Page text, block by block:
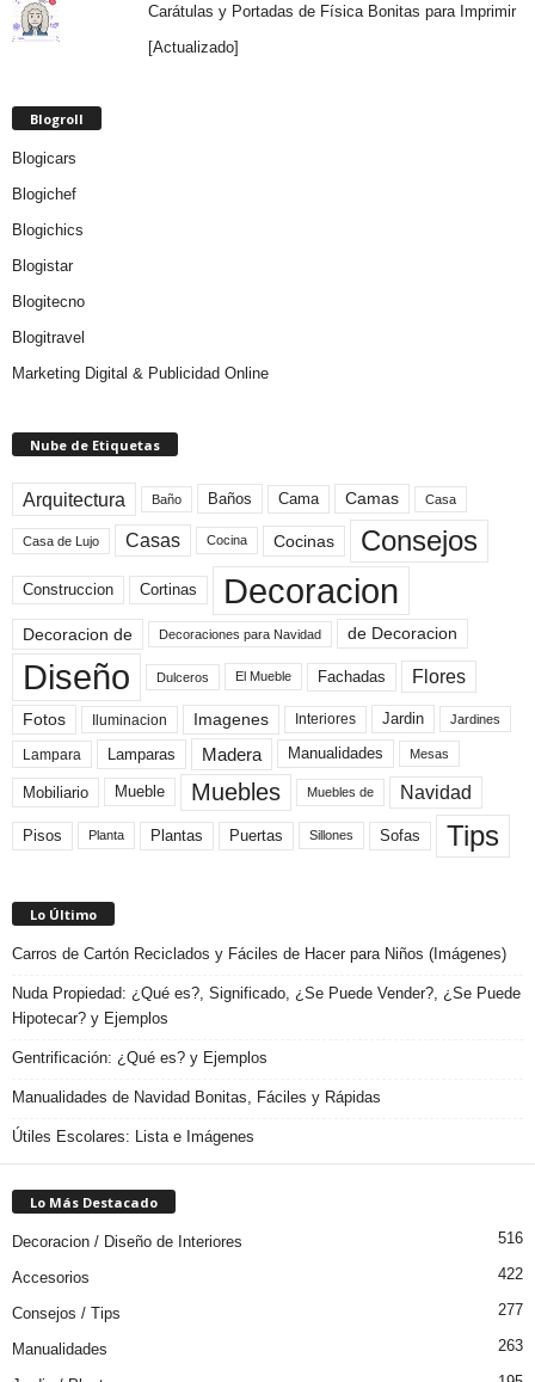
Carátulas y Portadas de Física Bonitas para Imprimir
[Actualizado]
Blogroll
Blogicars
Blogichef
Blogichics
Blogistar
Blogitecno
Blogitravel
Marketing Digital & Publicidad Online
Nube de Etiquetas
Arquitectura Baño Baños Cama Camas Casa
Casa de Lujo Casas Cocina Cocinas Consejos
Construccion Cortinas Decoracion
Decoracion de Decoraciones para Navidad de Decoracion
Diseño Dulceros El Mueble Fachadas Flores
Fotos Iluminacion Imagenes Interiores Jardin Jardines
Lampara Lamparas Madera Manualidades Mesas
Mobiliario Mueble Muebles Muebles de Navidad
Pisos Planta Plantas Puertas Sillones Sofas Tips
Lo Último
Carros de Cartón Reciclados y Fáciles de Hacer para Niños (Imágenes)
Nuda Propiedad: ¿Qué es?, Significado, ¿Se Puede Vender?, ¿Se Puede
Hipotecar? y Ejemplos
Gentrificación: ¿Qué es? y Ejemplos
Manualidades de Navidad Bonitas, Fáciles y Rápidas
Útiles Escolares: Lista e Imágenes
Lo Más Destacado
Decoracion / Diseño de Interiores 516
Accesorios 422
Consejos / Tips 277
Manualidades 263